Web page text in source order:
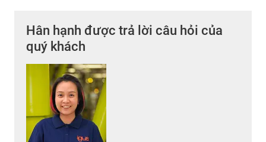
Hân hạnh được trả lời câu hỏi của
quý khách